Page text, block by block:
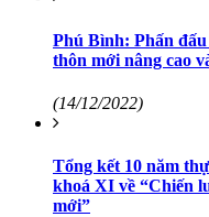
Phú Bình: Phấn
thôn mới nâng cao
(14/12/2022)
Tổng kết 10 năm
khoá XI về “Chiến
mới”